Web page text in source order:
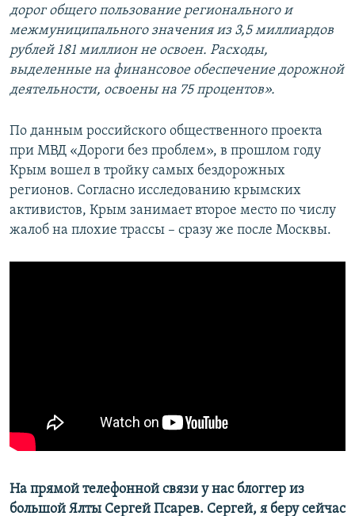
дорог общего пользование регионального и
межмуниципального значения из 3,5 миллиардов
рублей 181 миллион не освоен. Расходы,
выделенные на финансовое обеспечение дорожной
деятельности, освоены на 75 процентов».
По данным российского общественного проекта
при МВД «Дороги без проблем», в прошлом году
Крым вошел в тройку самых бездорожных
регионов. Согласно исследованию крымских
активистов, Крым занимает второе место по числу
жалоб на плохие трассы – сразу же после Москвы.
На прямой телефонной связи у нас блоггер из
большой Ялты Сергей Псарев. Сергей, я беру сейчас